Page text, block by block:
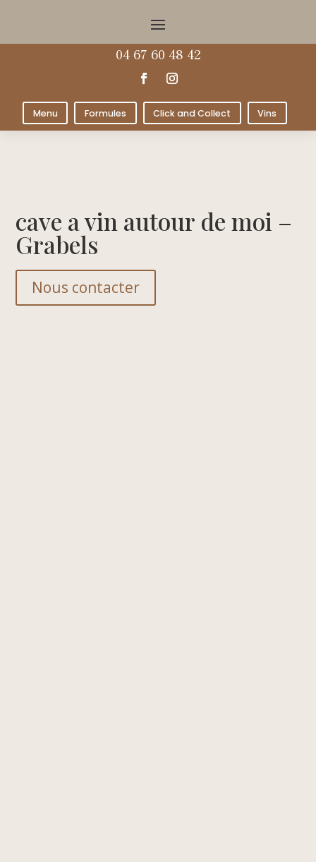
04 67 60 48 42
Menu Formules Click and Collect Vins
cave a vin autour de moi –
Grabels
Nous contacter